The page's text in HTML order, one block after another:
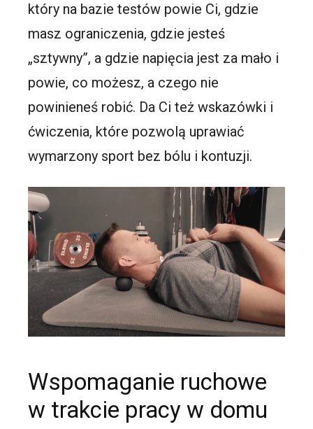
który na bazie testów powie Ci, gdzie
masz ograniczenia, gdzie jesteś
„sztywny”, a gdzie napięcia jest za mało i
powie, co możesz, a czego nie
powinieneś robić. Da Ci też wskazówki i
ćwiczenia, które pozwolą uprawiać
wymarzony sport bez bólu i kontuzji.
Wspomaganie ruchowe
w trakcie pracy w domu